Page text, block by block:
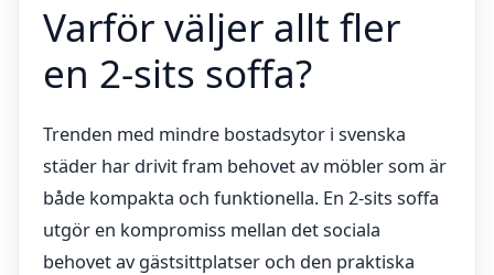
Varför väljer allt fler
en 2-sits soffa?
Trenden med mindre bostadsytor i svenska
städer har drivit fram behovet av möbler som är
både kompakta och funktionella. En 2-sits soffa
utgör en kompromiss mellan det sociala
behovet av gästsittplatser och den praktiska